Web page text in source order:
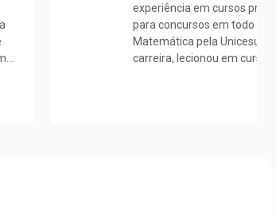
experiência em cursos pré-
para concursos em todo o
Matemática pela
carreira, lecionou em cursos